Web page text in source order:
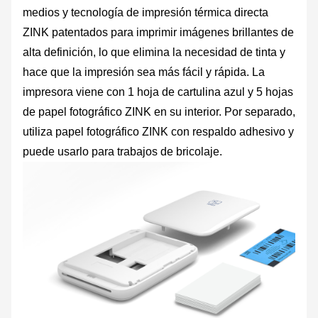
medios y tecnología de impresión térmica directa
ZINK patentados para imprimir imágenes brillantes de
alta definición, lo que elimina la necesidad de tinta y
hace que la impresión sea más fácil y rápida. La
impresora viene con 1 hoja de cartulina azul y 5 hojas
de papel fotográfico ZINK en su interior. Por separado,
utiliza papel fotográfico ZINK con respaldo adhesivo y
puede usarlo para trabajos de bricolaje.